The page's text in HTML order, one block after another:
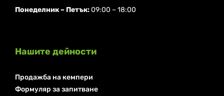
Понеделник ⁠– Петък:09:00 – 18:00
Нашите дейности
Продажба на кемпери
Формуляр за запитване